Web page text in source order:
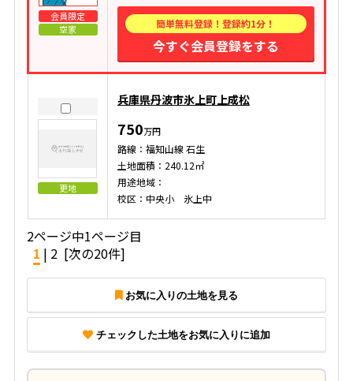
会員限定
空家
簡単無料登録！登録約1分！
今すぐ会員登録をする
更地
兵庫県丹波市氷上町上成松
750万円
路線：福知山線 石生
土地面積：240.12㎡
用途地域：
校区：中央小 氷上中
2ページ中1ページ目
1 | 2 [次の20件]
お気に入りの土地を見る
チェックした土地をお気に入りに追加